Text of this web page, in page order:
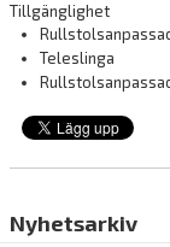
Tillgänglighet
Teleslinga
Nyhetsarkiv